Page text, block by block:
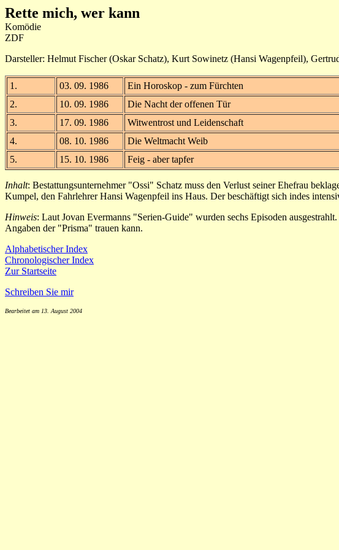
Rette mich, wer kann
Komödie
ZDF
Darsteller: Helmut Fischer (Oskar Schatz), Kurt Sowinetz (Hansi Wagenpfeil),
1. 03. 09. 1986
Ein Horoskop - zum Fürchten
2.
10. 09. 1986
Die Nacht der offenen Tür
3.
17. 09. 1986
Witwentrost und Leidenschaft
4.
08. 10. 1986
Die Weltmacht Weib
5.
15. 10. 1986 Feig - aber tapfer
Inhalt: Bestattungsunternehmer "Ossi" Schatz muss den Verlust seiner Ehefrau
Kumpel, den Fahrlehrer Hansi Wagenpfeil ins Haus. Der beschäftigt sich indes
Hinweis: Laut Jovan Evermanns "Serien-Guide" wurden sechs Episoden
Angaben der "Prisma" trauen kann.
Alphabetischer Index
Chronologischer Index
Zur Startseite
Schreiben Sie mir
Bearbeitet am 13. August 2004